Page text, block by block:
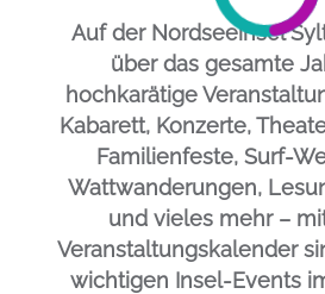
Auf der Nordseeinsel
über das gesamte
hochkarätige
Kabarett, Konzerte,
Familienfeste, Surf-
Wattwanderungen,
und vieles mehr –
Veranstaltungskalender
wichtigen Insel-Events